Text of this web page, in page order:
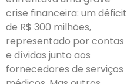
crise financeira: um déficit
de R$ 300 milhões,
representado por contas
e dívidas junto aos
fornecedores de serviços